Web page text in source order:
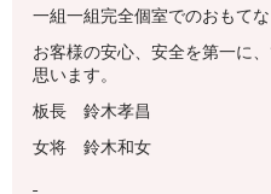
一組一組完全個室でのおもてな
お客様の安心、安全を第一に
思います。
板長 鈴木孝昌
女将 鈴木和女